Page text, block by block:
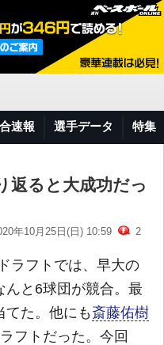
速報 選手データ 特集
返ると大成功だっ
年10月25日(日) 10:59 2
ラフトでは、早大の
んと6球団が競合。最
てた。他にも 斎藤佑樹
フトだった。今回